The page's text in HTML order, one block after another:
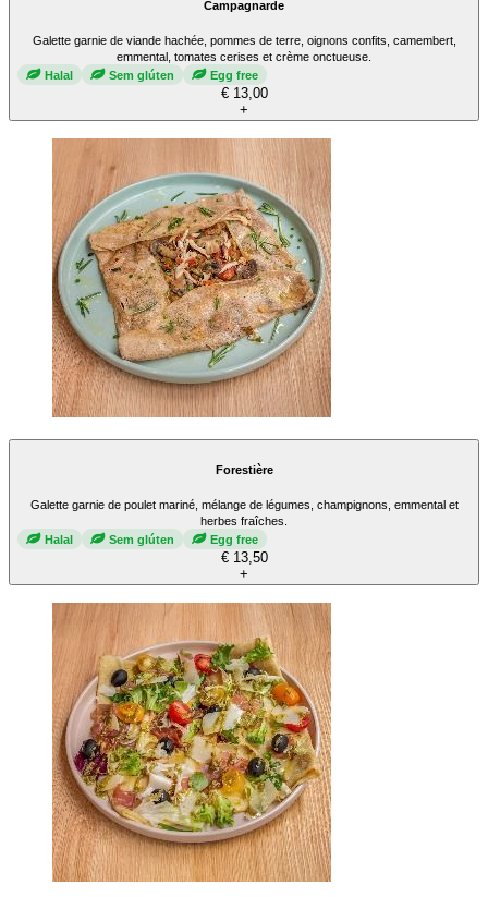
Campagnarde
Galette garnie de viande hachée, pommes de terre, oignons confits, camembert,
emmental, tomates cerises et crème onctueuse.
Halal
Sem glúten Egg free
€ 13,00
+
Forestière
Galette garnie de poulet mariné, mélange de légumes, champignons, emmental et
herbes fraîches.
Halal
Sem glúten Egg free
€ 13,50
+